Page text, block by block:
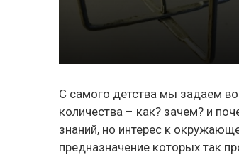
С самого детства мы задаем
количества – как? зачем? и
знаний, но интерес к
предназначение которых так